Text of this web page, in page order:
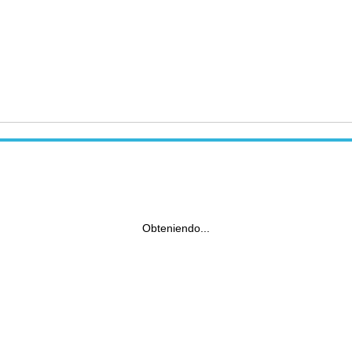
Obteniendo...